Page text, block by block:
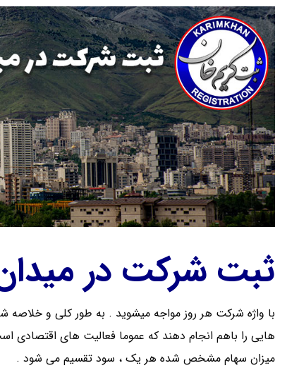
ثبت شرکت در
هایی را باهم انجام دهند که عموما فعالیت های
میزان سهام مشخص شده هر یک ، سود تقسیم می شود .